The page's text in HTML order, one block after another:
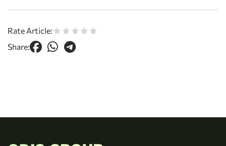
Rate Article:
Share: